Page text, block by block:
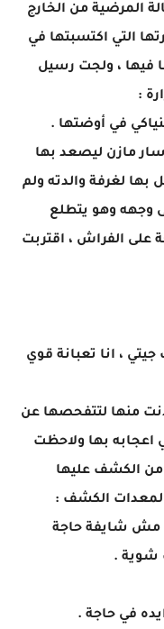
المرضية من الخارج
التي اكتسبتها في
فيها ، ولجت رسيل
:
في أوضتها .
مازن ليصعد بها
بها لغرفة والدته ولم
وجهه وهو يتطلع
الفراش ، اقتربت
جيتي ، انا تعبانة قوي
منها لتتفحصها عن
بها ولاحظت
من الكشف عليها
لمعدات الكشف :
مش شايفة حاجة
شوية .
في حاجة .